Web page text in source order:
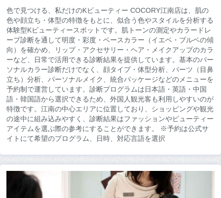
色で見つける、私だけのKビューティー COCORY江南店は、肌の
色や顔立ち・体型の特徴をもとに、似合う色やスタイルを分析する
体験型Kビューティースポットです。肌トーンの測定やカラードレ
ープ診断を通して明度・彩度・ベースカラー（イエベ・ブルベの傾
向）を確かめ、リップ・アクセサリー・ヘア・メイクアップのカラ
ーなど、日常で活用できる診断結果を提供しています。基本のパー
ソナルカラー診断だけでなく、顔タイプ・体型分析、パーツ（目鼻
立ち）分析、パーソナルメイク、統合パッケージなどのメニューを
予約制で運営しています。診断プログラムは日本語・英語・中国
語・韓国語から選択できるため、外国人観光客も利用しやすいのが
特徴です。江南の中心エリアに位置しており、ショッピングや観光
の途中に組み込みやすく、診断結果はファッションやビューティー
アイテムを選ぶ際の参考にすることができます。 ※予約は公式サ
イトにて希望のプログラム、日時、対応言語を選択